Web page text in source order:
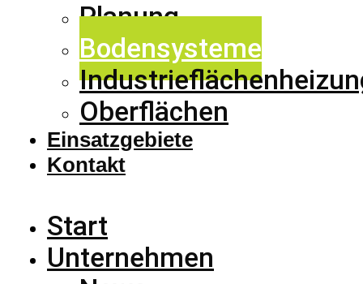
Planung
Bodensysteme
Oberflächen
Einsatzgebiete
Kontakt
Start
Unternehmen